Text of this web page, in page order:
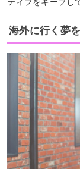
海外に行く夢